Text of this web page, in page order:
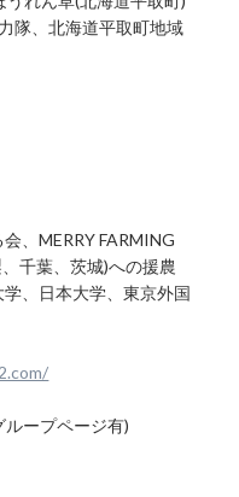
隊、北海道平取町地域
、MERRY FARMING
千葉、茨城)への援農
、日本大学、東京外国
ループページ有)